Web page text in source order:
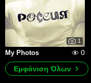
1
My Photos
0
Εμφάνιση Όλων